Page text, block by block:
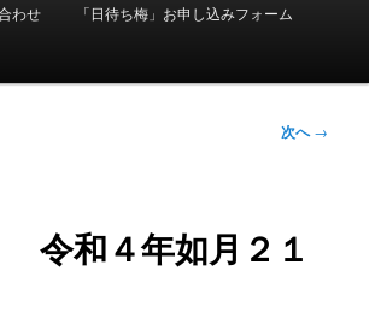
わせ 「日待ち梅」お申し込みフォーム
次へ→
令和４年如月２１